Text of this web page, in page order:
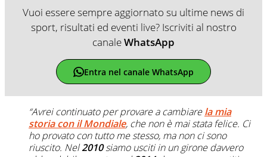
Vuoi essere sempre aggiornato su ultime news di
sport, risultati ed eventi live? Iscriviti al nostro
canaleWhatsApp
Entra nel canale WhatsApp
“Avrei continuato per provare a cambiarela mia
storia con il Mondiale, che non è mai stata felice. Ci
ho provato con tutto me stesso, ma non ci sono
riuscito. Nel2010siamo usciti in un girone davvero